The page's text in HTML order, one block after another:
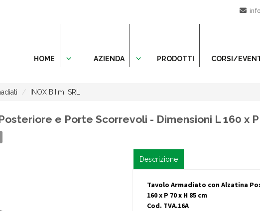
HOME AZIENDA PRODOTTI CORSI/
INOX B.I.m. SRL
e Porte Scorrevoli - Dimensioni L 160 x P
Descrizione
Tavolo Armadiato con Alzatina
160 x P 70 x H 85 cm
Cod. TVA.16A